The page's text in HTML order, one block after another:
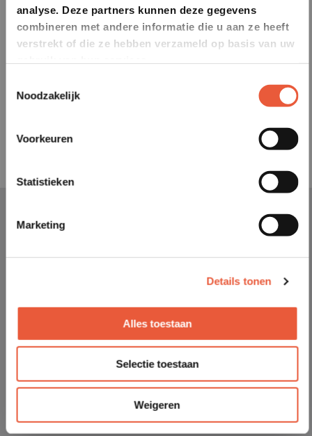
analyse. Deze partners kunnen deze gegevens
combineren met andere informatie die u aan ze heeft
verstrekt of die ze hebben verzameld op basis van uw
Noodzakelijk
Voorkeuren
Statistieken
Marketing
Details tonen
Alles toestaan
Selectie toestaan
Weigeren